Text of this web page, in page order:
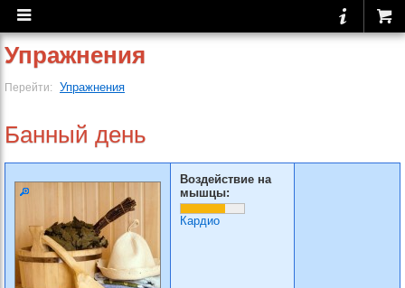
Упражнения
Перейти: Упражнения
Банный день
Воздействие на
мышцы:
Кардио